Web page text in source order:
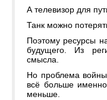
А телевизор для
Танк можно
Поэтому ресурсы
будущего. Из
смысла.
Но проблема
всё больше именно
меньше.